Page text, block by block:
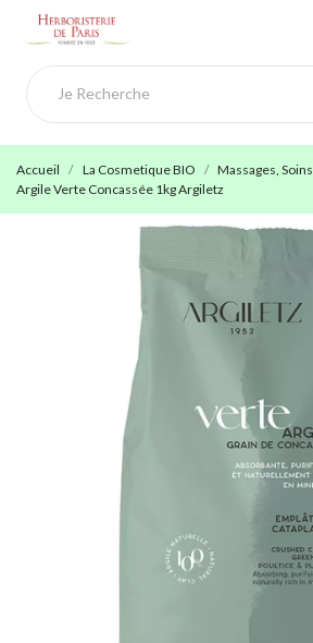
Accueil La Cosmetique BIO Massages, Soins
Argile Verte Concassée 1kg Argiletz